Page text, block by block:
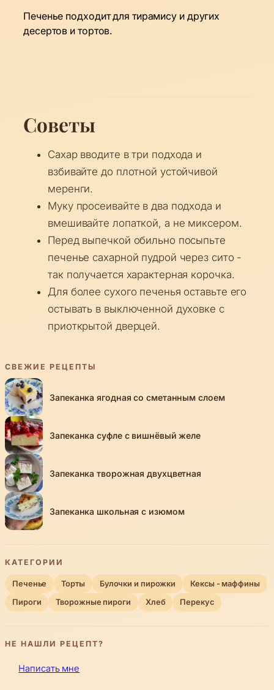
Печенье подходит для тирамису и других
десертов и тортов.
Советы
Сахар вводите в три подхода и
взбивайте до плотной устойчивой
меренги.
Муку просеивайте в два подхода и
вмешивайте лопаткой, а не миксером.
Перед выпечкой обильно посыпьте
печенье сахарной пудрой через сито -
так получается характерная корочка.
Для более сухого печенья оставьте его
остывать в выключенной духовке с
приоткрытой дверцей.
СВЕЖИЕ РЕЦЕПТЫ
Запеканка ягодная со сметанным слоем
Запеканка суфле с вишнёвый желе
Запеканка творожная двухцветная
Запеканка школьная с изюмом
КАТЕГОРИИ
Печенье Торты Булочки и пирожки Кексы - маффины
Пироги Творожные пироги Хлеб Перекус
НЕ НАШЛИ РЕЦЕПТ?
Написать мне